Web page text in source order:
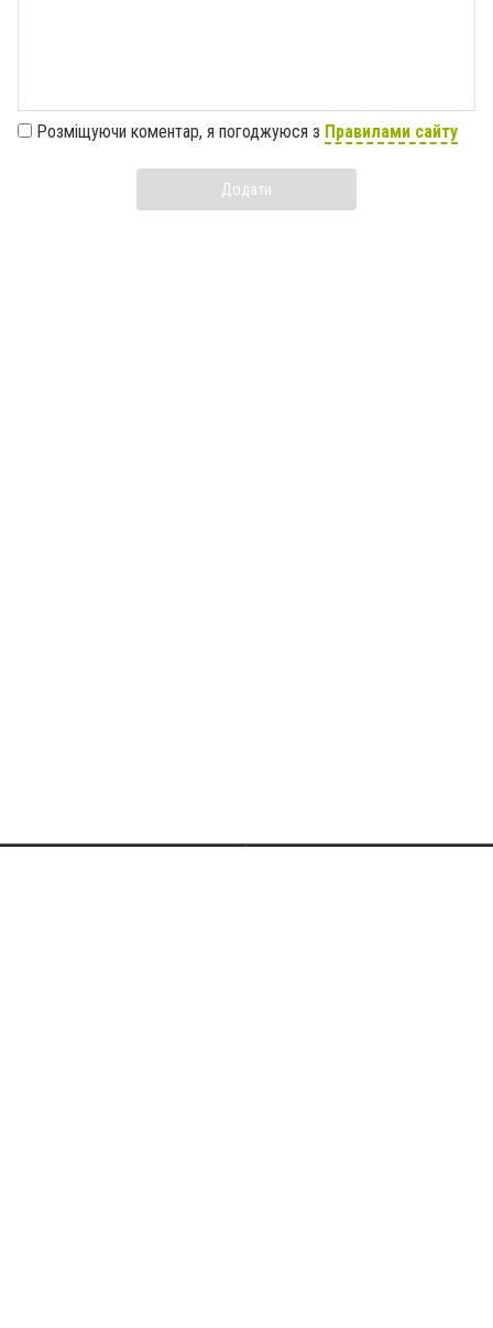
Розміщуючи коментар, я погоджуюся з Правилами сайту
Додати